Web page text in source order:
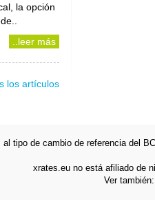
la opción
..leer más
los artículos
tipo de cambio de referencia del
xrates.eu no está afiliado de
Ver también: